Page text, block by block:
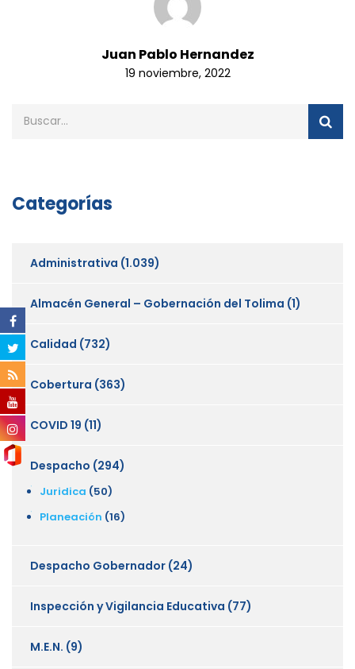
Juan Pablo Hernandez
19 noviembre, 2022
Categorías
Administrativa (1.039)
Almacén General – Gobernación del Tolima (1)
Calidad (732)
Cobertura (363)
COVID 19 (11)
Despacho (294)
Juridica (50)
Planeación (16)
Despacho Gobernador (24)
Inspección y Vigilancia Educativa (77)
M.E.N. (9)